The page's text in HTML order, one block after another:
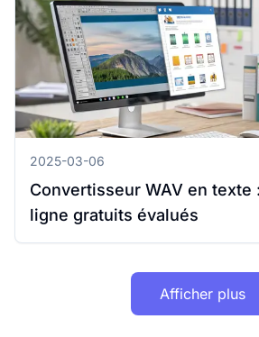
2025-03-06
Convertisseur WAV en texte
ligne gratuits évalués
Afficher plus